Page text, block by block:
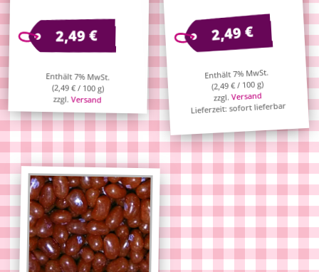
2,49€
Enthält 7% MwSt.
(2,49€/ 100 g)
zzgl.Versand
2,49€
Enthält 7% MwSt.
(2,49€/ 100 g)
zzgl.Versand
Lieferzeit: sofort lieferbar